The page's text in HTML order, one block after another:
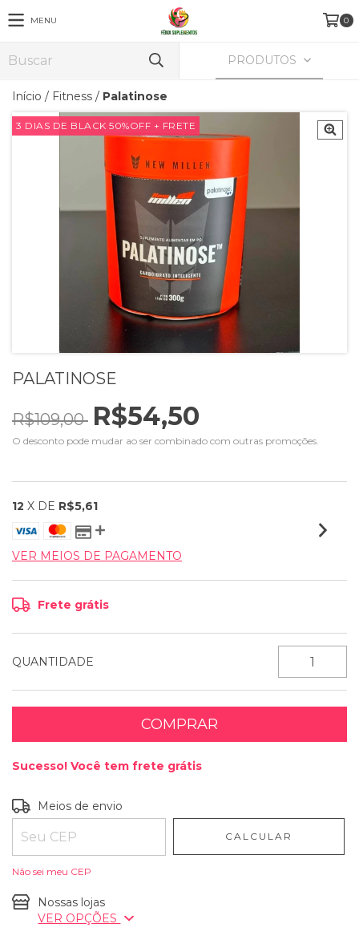
MENU 0
PRODUTOS
Início / Fitness / Palatinose
3 DIAS DE BLACK 50%OFF + FRETE
PALATINOSE
R$109,00 R$54,50
O desconto pode mudar ao ser combinado com outras promoções.
12 X DE R$5,61
VER MEIOS DE PAGAMENTO
Frete grátis
QUANTIDADE
Sucesso! Você tem frete grátis
Entregas para o CEP:
Meios de envio
CALCULAR
Não sei meu CEP
Nossas lojas
VER OPÇÕES